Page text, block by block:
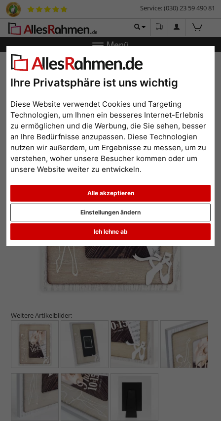
Ihre Privatsphäre ist uns wichtig
Diese Website verwendet Cookies und Targeting
Technologien, um Ihnen ein besseres Internet-Erlebnis
zu ermöglichen und die Werbung, die Sie sehen, besser
an Ihre Bedürfnisse anzupassen. Diese Technologien
nutzen wir außerdem, um Ergebnisse zu messen, um zu
verstehen, woher unsere Besucher kommen oder um
unsere Website weiter zu entwickeln.
Alle akzeptieren
Ich lehne ab
Einstellungen ändern
Service: (030) 23 59 490 81
Menü
Zurück| Bilderrahmen-Shop Bilderrahmen
Fotorahmen Ballett
Fotorahmen Ballett
Zurück
Weitere Artikelbilder: